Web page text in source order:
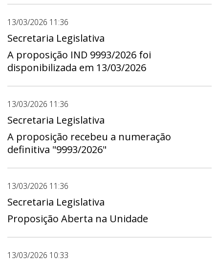
13/03/2026 11:36
Secretaria Legislativa
A proposição IND 9993/2026 foi
disponibilizada em 13/03/2026
13/03/2026 11:36
Secretaria Legislativa
A proposição recebeu a numeração
definitiva "9993/2026"
13/03/2026 11:36
Secretaria Legislativa
Proposição Aberta na Unidade
13/03/2026 10:33